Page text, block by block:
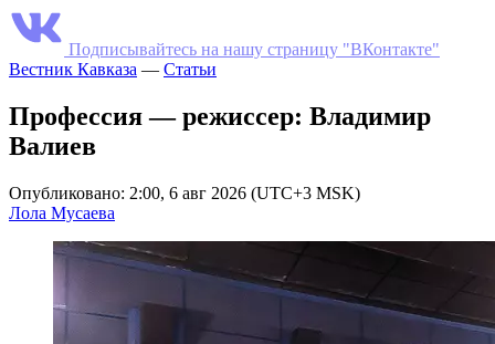
Подписывайтесь на нашу страницу "ВКонтакте"
Вестник Кавказа — Статьи
Профессия — режиссер: Владимир
Валиев
Опубликовано: 2:00, 6 авг 2026 (UTC+3 MSK)
Лола Мусаева